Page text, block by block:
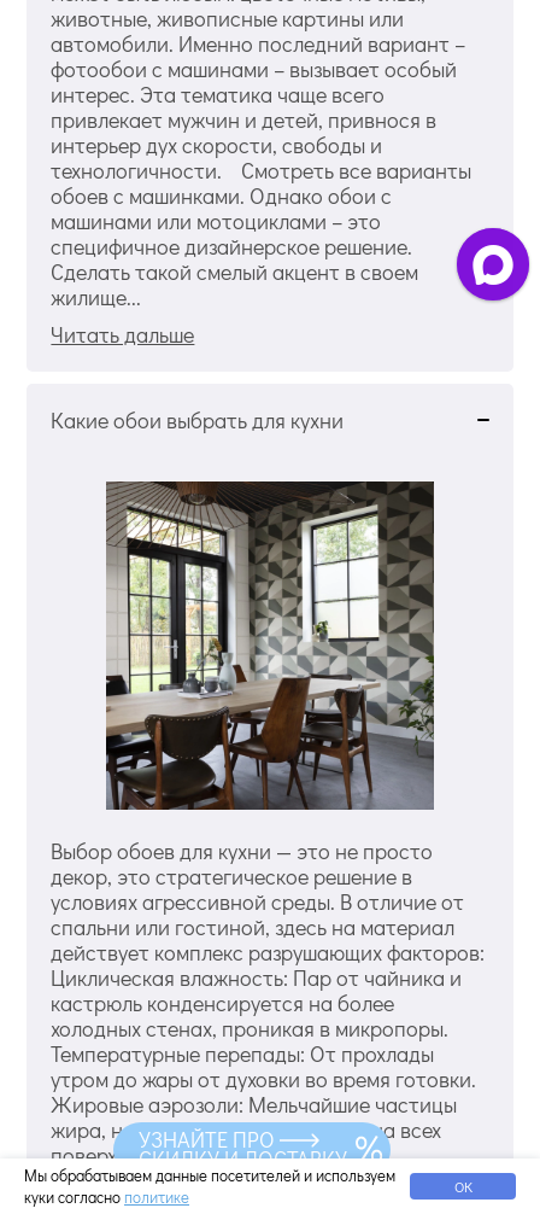
животные, живописные картины или
автомобили. Именно последний вариант –
фотообои с машинами – вызывает особый
интерес. Эта тематика чаще всего
привлекает мужчин и детей, привнося в
интерьер дух скорости, свободы и
технологичности. Смотреть все варианты
обоев с машинками. Однако обои с
машинами или мотоциклами – это
специфичное дизайнерское решение.
Сделать такой смелый акцент в своем
жилище...
Читать дальше
Какие обои выбрать для кухни
Выбор обоев для кухни — это не просто
декор, это стратегическое решение в
условиях агрессивной среды. В отличие от
спальни или гостиной, здесь на материал
действует комплекс разрушающих факторов:
Циклическая влажность: Пар от чайника и
кастрюль конденсируется на более
холодных стенах, проникая в микропоры.
Температурные перепады: От прохлады
утром до жары от духовки во время готовки.
Жировые аэрозоли: Мельчайшие частицы
жира, невидимые глазу, оседают на всех
поверхностях, впитывая запахи и
притягивая пыль. Механические
воздействия: Удары дверцами, спинами
Мы обрабатываем данные посетителей и используем
куки согласно политике ОК
УЗНАЙТЕ ПРО
СКИДКУ И ДОСТАВКУ